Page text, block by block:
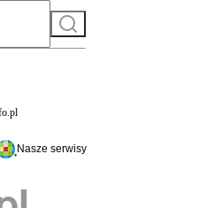
Szukaj
do serwisu
się w nowej karcie
otwiera się w nowej karcie
Nasze serwisy